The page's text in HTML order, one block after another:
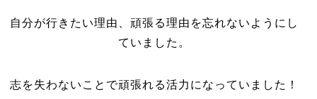
自分が行きたい理由、頑張る理由を忘れないようにし
ていました。
志を失わないことで頑張れる活力になっていました！